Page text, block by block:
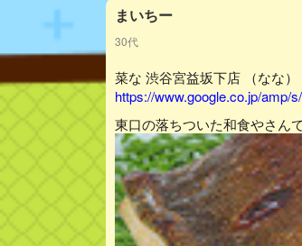
まいちー
30代
菜な 渋谷宮益坂下店 （なな
https://www.google.co.jp/amp/
東口の落ちついた和食やさん